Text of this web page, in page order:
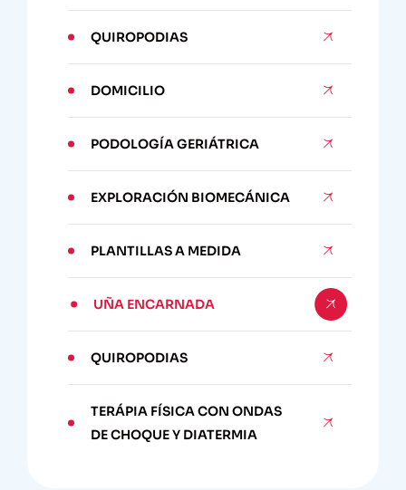
QUIROPODIAS
DOMICILIO
PODOLOGÍA GERIÁTRICA
EXPLORACIÓN BIOMECÁNICA
PLANTILLAS A MEDIDA
UÑA ENCARNADA
QUIROPODIAS
TERÁPIA FÍSICA CON ONDAS
DE CHOQUE Y DIATERMIA